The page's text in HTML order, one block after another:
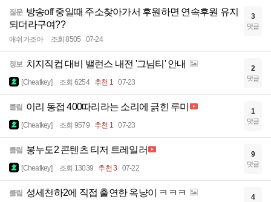
질문 방송off 중일때 주소찾아가서 후원하면 연속후원 유지
되더라구여??
애쉬가조아 조회 8505 07-24
3
댓글
정보 치지직컵 대비 밸런스 내전 '그님티' 안내
[Cheatkey] 조회 6254 추천 1 07-23
2
댓글
클립 이리 동접 400따리라는 소리에 긁힌 루미
[Cheatkey] 조회 9579 추천 1 07-23
1
댓글
클립 봉누도2 콘텐츠 티저 트레일러
[Cheatkey] 조회 13039 추천 3 07-22
9
댓글
클립 성세천하2에 직접 출연한 옥냥이 ㅋㅋㅋ 4